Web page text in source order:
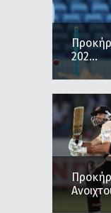
202...